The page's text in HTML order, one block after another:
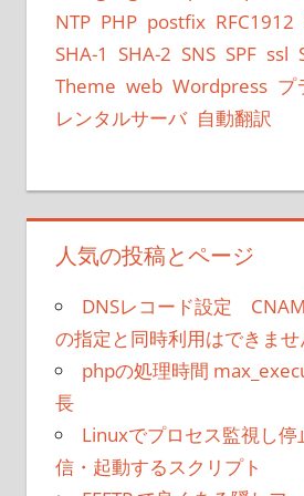
NTP PHP postfix RFC1912
SHA-1
SHA-2 SNS SPF ssl
Theme web Wordpress プ
レンタルサーバ 自動翻訳
人気の投稿とページ
DNSレコード設定
の指定と同時利用はできませ
phpの処理時間
長
Linuxでプロセス監視し停
信・起動するスクリプト